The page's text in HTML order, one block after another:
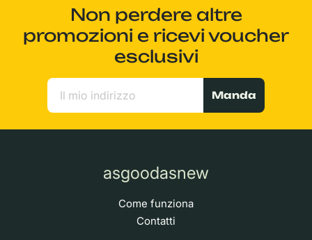
Non perdere altre
promozioni e ricevi voucher
esclusivi
Manda
asgoodasnew
Come funziona
Contatti